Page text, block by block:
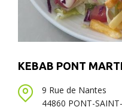
KEBAB PONT
9 Rue de Nantes
44860 PONT-